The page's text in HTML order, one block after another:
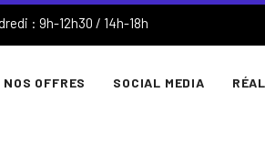
: 9h-12h30 / 14h-18h
NOS OFFRES SOCIAL MEDIA